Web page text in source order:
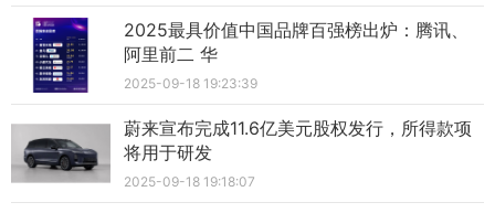
2025最具价值中国品牌百强榜出炉：腾讯、
阿里前二 华
2025-09-18 19:23:39
蔚来宣布完成11.6亿美元股权发行，所得款项
将用于研发
2025-09-18 19:18:07